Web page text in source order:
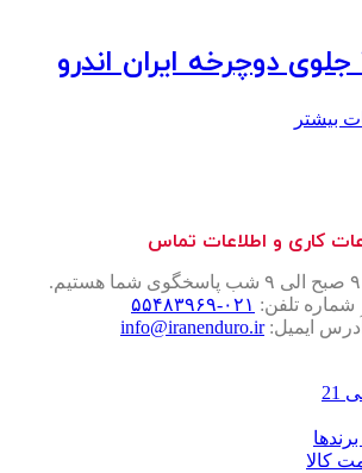
بیشتر
کاری و اطلاعات تماس
شماره تلفن: ۰۲۱-۵۵۴۸۳۹۶۹
آدرس ایمیل:info@iranenduro.ir
کالا